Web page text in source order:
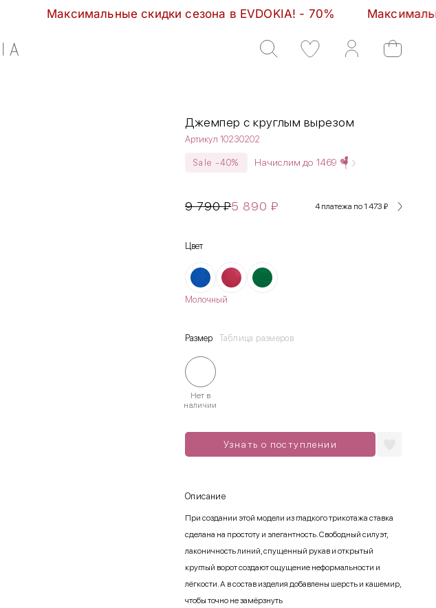
скидки сезона в EVDOKIA! - 70%         Максимальные
Джемпер с круглым вырезом
Артикул 10230202
Sale -40% Начислим до 1469
9 790₽5 890 ₽ 4 платежа по 1 473 ₽
Цвет
Молочный
Размер Таблица размеров
Нет в
наличии
Узнать о поступлении
Описание
При создании этой модели из гладкого трикотажа ставка
сделана на простоту и элегантность. Свободный силуэт,
лаконичность линий, спущенный рукав и открытый
круглый ворот создают ощущение неформальности и
лёгкости. А в состав изделия добавлены шерсть и кашемир,
чтобы точно не замёрзнуть